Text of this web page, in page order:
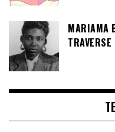
MARIAMA